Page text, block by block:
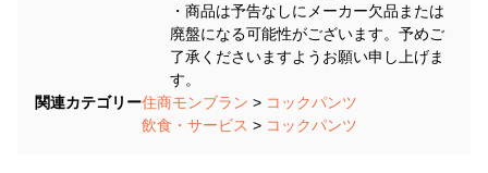
・商品は予告なしにメーカー欠品または
廃盤になる可能性がございます。予めご
了承くださいますようお願い申し上げま
す。
関連カテゴリー住商モンブラン > コックパンツ
飲食・サービス > コックパンツ